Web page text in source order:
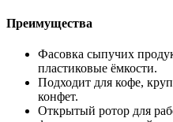
Преимущества
Фасовка сыпучих
пластиковые ёмкости.
Подходит для кофе,
конфет.
Открытый ротор для